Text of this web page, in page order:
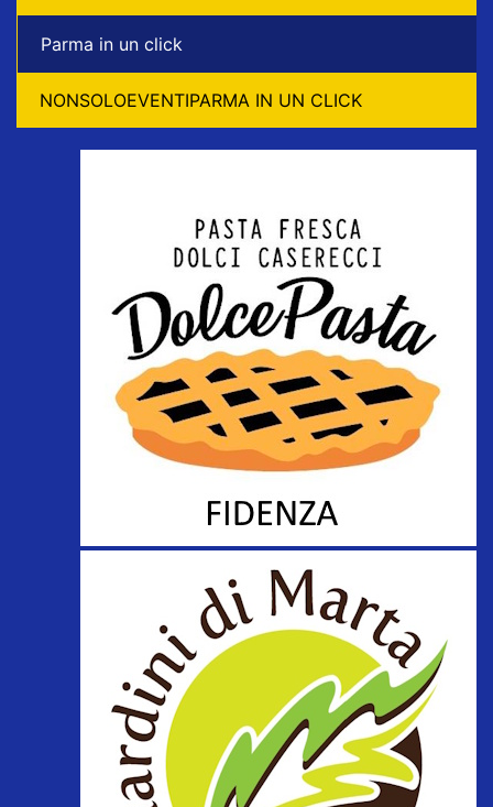
Parma in un click
NONSOLOEVENTIPARMA IN UN CLICK